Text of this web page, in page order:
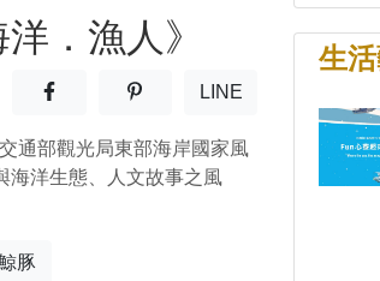
．漁人》
分享至facebook(另開新視窗)
分享至噗浪(另開新視窗)
LINE
(另開新視窗)
通部觀光局東部海岸國家風
海洋生態、人文故事之風
豚
生